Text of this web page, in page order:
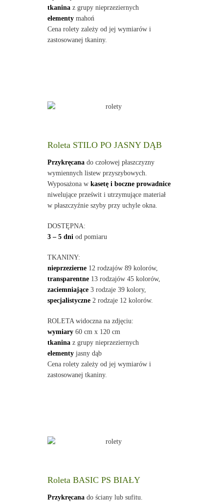
tkaninaz grupy nieprzeziernych
elementymahoń
Cena rolety zależy od jej wymiarów i
zastosowanej tkaniny.
Roleta STILO PO JASNY DĄB
Przykręcanado czołowej płaszczyzny
wymiennych listew przyszybowych.
Wyposażona w kasetę i boczne prowadnice
niwelujące prześwit i utrzymujące materiał
w płaszczyźnie szyby przy uchyle okna.
DOSTĘPNA:
3 – 5 dni od pomiaru
TKANINY:
nieprzezierne12 rodzajów 89 kolorów,
transparentne13 rodzajów 45 kolorów,
zaciemniające3 rodzaje 39 kolory,
specjalistyczne2 rodzaje 12 kolorów.
ROLETA widoczna na zdjęciu:
wymiary60 cm x 120 cm
tkaninaz grupy nieprzeziernych
elementyjasny dąb
Cena rolety zależy od jej wymiarów i
zastosowanej tkaniny.
Roleta BASIC PS BIAŁY
Przykręcanado ściany lub sufitu.